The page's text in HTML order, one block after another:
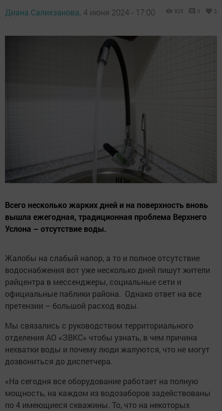
Диана Салихзанова, 4 июня 2024 - 17:00 925 0 2
Всего несколько жарких дней и на поверхность вновь
вышла ежегодная, традиционная проблема Верхнего
Услона – отсутствие воды.
Жалобы на слабый напор, а то и полное отсутствие
водоснабжения вот уже несколько дней пишут жители
райцентра в мессенджеры, социальные сети и
официальные паблики района. Однако ответ на все
претензии – большой расход воды.
Мы связались с руководством территориального
отделения АО «ЗВКС» чтобы узнать, в чем причина
нехватки воды и почему люди жалуются, что не могут
дозвониться до диспетчера.
«На сегодня все оборудование работает на полную
мощность, на каждом из водозаборов задействованы
по 4 имеющиеся скважины. То, что на некоторых